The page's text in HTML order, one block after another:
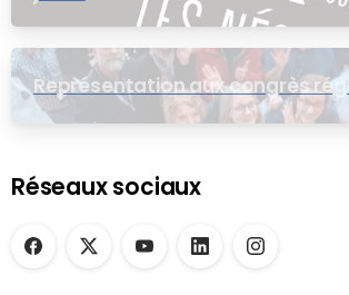
Représentation aux congrès
Réseaux sociaux